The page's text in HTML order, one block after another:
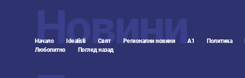
Новини
Начало Idealisti Свят Регионални новини А1 Политика
Любопитно
Поглед назад